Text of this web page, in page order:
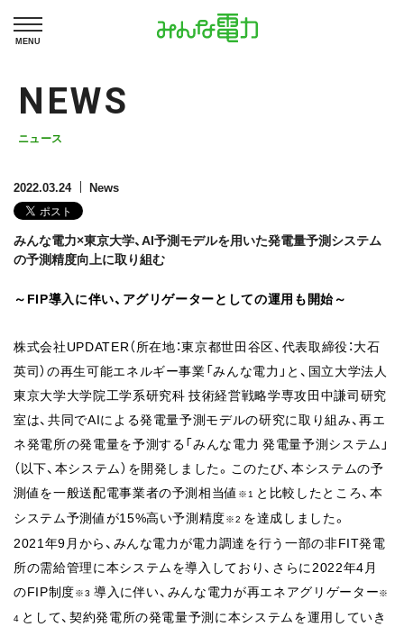
MENU
NEWS
ニュース
2022.03.24 News
みんな電力×東京大学、AI予測モデルを用いた発電量予測システム
の予測精度向上に取り組む
～FIP導入に伴い、アグリゲーターとしての運用も開始～
株式会社UPDATER（所在地：東京都世田谷区、代表取締役：大石
英司）の再生可能エネルギー事業「みんな電力」と、国立大学法人
東京大学大学院工学系研究科 技術経営戦略学専攻田中謙司研究
室は、共同でAIによる発電量予測モデルの研究に取り組み、再エ
ネ発電所の発電量を予測する「みんな電力 発電量予測システム」
（以下、本システム）を開発しました。このたび、本システムの予
測値を一般送配電事業者の予測相当値 ※1 と比較したところ、本
システム予測値が15%高い予測精度※2 を達成しました。
2021年9月から、みんな電力が電力調達を行う一部の非FIT発電
所の需給管理に本システムを導入しており、さらに2022年4月
のFIP制度※3 導入に伴い、みんな電力が再エネアグリゲーター※
4 として、契約発電所の発電量予測に本システムを運用していき